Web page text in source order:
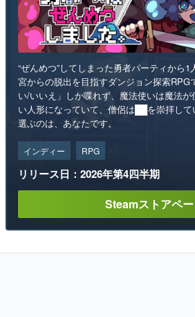
“ぜんめつ”してしまった勇者パーティから
宮からの脱出を目指すダンジョン探索RPG
い/いいえ」しか喋れず、魔法使いは魔法
い人形になっていて、僧侶は██を崇拝し
選ぶのは、あなたです。
インディー RPG
リリース日：2026年第4四半期
Steamストアペ